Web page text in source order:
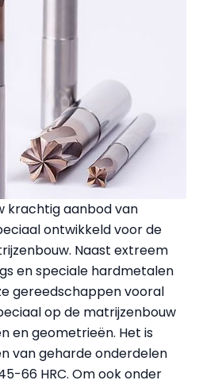
krachtig aanbod van
ontwikkeld voor de
Naast extreem
en speciale hardmetalen
gereedschappen vooral
op de matrijzenbouw
en geometrieën. Het is
van geharde onderdelen
66 HRC. Om ook onder